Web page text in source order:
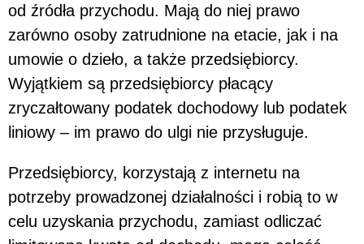
od źródła przychodu. Mają do niej prawo
zarówno osoby zatrudnione na etacie, jak i na
umowie o dzieło, a także przedsiębiorcy.
Wyjątkiem są przedsiębiorcy płacący
zryczałtowany podatek dochodowy lub podatek
liniowy – im prawo do ulgi nie przysługuje.
Przedsiębiorcy, korzystają z internetu na
potrzeby prowadzonej działalności i robią to w
celu uzyskania przychodu, zamiast odliczać